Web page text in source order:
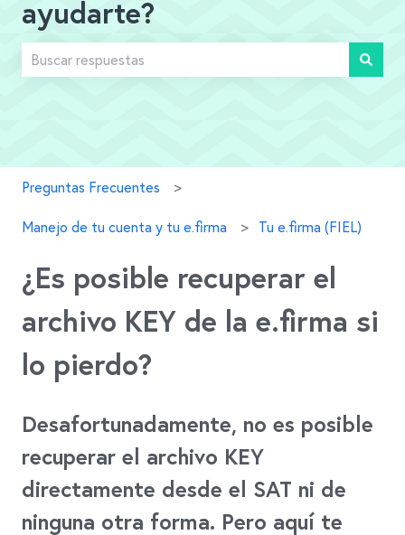
ayudarte?
Preguntas Frecuentes
Manejo de tu cuenta y tu e.firma Tu e.firma (FIEL)
¿Es posible recuperar el
archivo KEY de la e.firma si
lo pierdo?
Desafortunadamente, no es posible
recuperar el archivo KEY
directamente desde el SAT ni de
ninguna otra forma. Pero aquí te